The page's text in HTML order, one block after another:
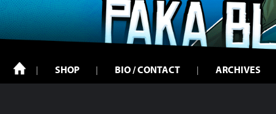
SHOP BIO / CONTACT ARCHIVES